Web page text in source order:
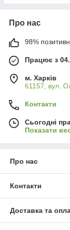
Про нас
98%
Працює з
м. Харків
61157, вул.
Контакти
Сьогодні
Показати
Про нас
Контакти
Доставка та